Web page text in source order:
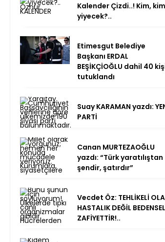
Kalender Çizdi..! Kim,
yiyecek?..
Etimesgut Belediye
Başkanı ERDAL
BEŞİKÇİOĞLU dahil 40
tutuklandı
Suay KARAMAN yazdı:
PARTİ
Canan MURTEZAOĞLU
yazdı: “Türk yaratılıştan
şendir, şatırdır”
Vecdet Öz: TEHLİKELİ
HASTALIK DEĞİL BEDENSEL
ZAFİYETTİR!..